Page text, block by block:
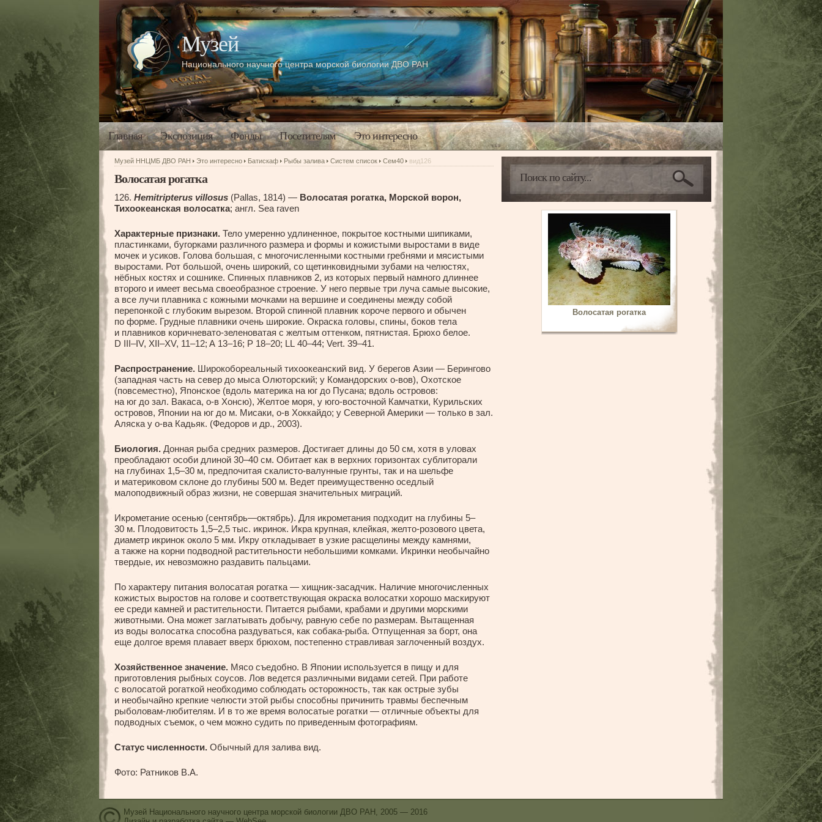
Музей
Национального научного центра морской биологии ДВО РАН
Главная Экспозиция Фонды Посетителям Это интересно
Волосатая рогатка
Музей ННЦМБ ДВО РАН Это интересно Батискаф Рыбы залива Систем список Сем40 вид126
Волосатая рогатка
126. Hemitripterus villosus (Pallas, 1814) — Волосатая рогатка, Морской ворон,
Тихоокеанская волосатка; англ. Sea raven
Характерные признаки. Тело умеренно удлиненное, покрытое костными шипиками,
пластинками, бугорками различного размера и формы и кожистыми выростами в виде
мочек и усиков. Голова большая, с многочисленными костными гребнями и мясистыми
выростами. Рот большой, очень широкий, со щетинковидными зубами на челюстях,
нёбных костях и сошнике. Спинных плавников 2, из которых первый намного длиннее
второго и имеет весьма своеобразное строение. У него первые три луча самые высокие,
а все лучи плавника с кожными мочками на вершине и соединены между собой
перепонкой с глубоким вырезом. Второй спинной плавник короче первого и обычен
по форме. Грудные плавники очень широкие. Окраска головы, спины, боков тела
и плавников коричневато-зеленоватая с желтым оттенком, пятнистая. Брюхо белое.
D III–IV, XII–XV, 11–12; A 13–16; P 18–20; LL 40–44; Vert. 39–41.
Распространение. Широкобореальный тихоокеанский вид. У берегов Азии — Берингово
(западная часть на север до мыса Олюторский; у Командорских о-вов), Охотское
(повсеместно), Японское (вдоль материка на юг до Пусана; вдоль островов:
на юг до зал. Вакаса, о-в Хонсю), Желтое моря, у юго-восточной Камчатки, Курильских
островов, Японии на юг до м. Мисаки, о-в Хоккайдо; у Северной Америки — только в зал.
Аляска у о-ва Кадьяк. (Федоров и др., 2003).
Биология. Донная рыба средних размеров. Достигает длины до 50 см, хотя в уловах
преобладают особи длиной 30–40 см. Обитает как в верхних горизонтах сублиторали
на глубинах 1,5–30 м, предпочитая скалисто-валунные грунты, так и на шельфе
и материковом склоне до глубины 500 м. Ведет преимущественно оседлый
малоподвижный образ жизни, не совершая значительных миграций.
Икрометание осенью (сентябрь—октябрь). Для икрометания подходит на глубины 5–
30 м. Плодовитость 1,5–2,5 тыс. икринок. Икра крупная, клейкая, желто-розового цвета,
диаметр икринок около 5 мм. Икру откладывает в узкие расщелины между камнями,
а также на корни подводной растительности небольшими комками. Икринки необычайно
твердые, их невозможно раздавить пальцами.
По характеру питания волосатая рогатка — хищник-засадчик. Наличие многочисленных
кожистых выростов на голове и соответствующая окраска волосатки хорошо маскируют
ее среди камней и растительности. Питается рыбами, крабами и другими морскими
животными. Она может заглатывать добычу, равную себе по размерам. Вытащенная
из воды волосатка способна раздуваться, как собака-рыба. Отпущенная за борт, она
еще долгое время плавает вверх брюхом, постепенно стравливая заглоченный воздух.
Хозяйственное значение. Мясо съедобно. В Японии используется в пищу и для
приготовления рыбных соусов. Лов ведется различными видами сетей. При работе
с волосатой рогаткой необходимо соблюдать осторожность, так как острые зубы
и необычайно крепкие челюсти этой рыбы способны причинить травмы беспечным
рыболовам-любителям. И в то же время волосатые рогатки — отличные объекты для
подводных съемок, о чем можно судить по приведенным фотографиям.
Статус численности. Обычный для залива вид.
Фото: Ратников В.А.
Музей Национального научного центра морской биологии ДВО РАН, 2005 — 2016